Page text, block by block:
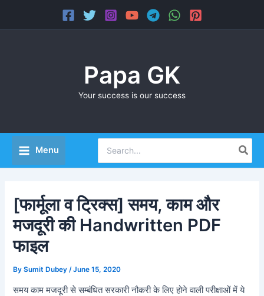
Papa GK
Your success is our success
Menu
Menu
for:
[फार्मूला व ट्रिक्स] समय, काम और
मजदूरी की Handwritten PDF
फाइल
BySumit Dubey /June 15, 2020
समय काम मजदूरी से सम्बंधित सरकारी नौकरी के लिए होने वाली परीक्षाओं में ये